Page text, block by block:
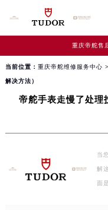
重庆帝舵售
当前位置： 重庆帝舵维修服务中心 >
解决方法）
帝舵手表走慢了处理
当
解
面